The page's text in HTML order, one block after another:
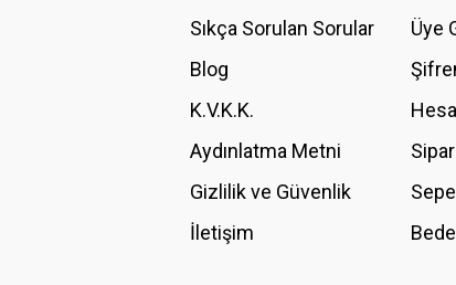
Sıkça Sorulan Sorular
Blog
K.V.K.K.
Aydınlatma Metni
Gizlilik ve Güvenlik
İletişim
Üye